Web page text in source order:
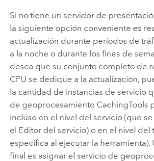
Si no tiene un servidor de
la siguiente opción conveniente es
actualización durante períodos de
a la noche o durante los fines de
desea que su conjunto completo de
CPU se dedique a la actualización,
la cantidad de instancias de servicio
de geoprocesamiento CachingTools
incluso en el nivel del servicio (que
el Editor del servicio) o en el nivel del
especifica al ejecutar la herramienta).
final es asignar el servicio de